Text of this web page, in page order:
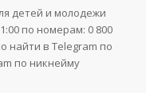
детей и молодежи
по номерам: 0 800
найти в Telegram по
по никнейму